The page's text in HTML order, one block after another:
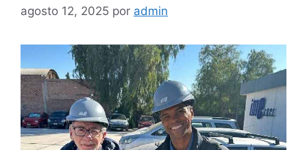
agosto 12, 2025 por admin